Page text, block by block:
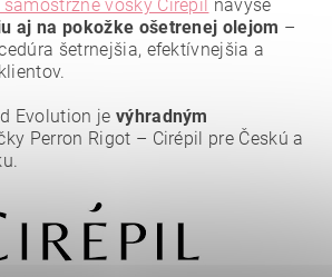
súhlasíte spodmienkami ochrany
samostržné vosky Cirépil navyše
aj na pokožke ošetrenej olejom –
šetrnejšia, efektívnejšia a
Evolution je výhradným
Perron Rigot – Cirépil pre Českú a